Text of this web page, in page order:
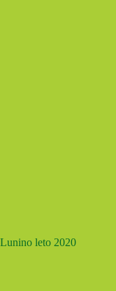
Lunino leto 2020